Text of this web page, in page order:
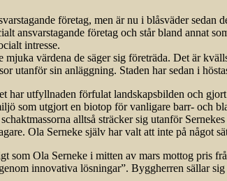
företag, men är nu i blåsväder sedan
ansvarstagande företag och står bland annat
intresse.
värdena de säger sig företräda. Det är
utanför sin anläggning. Staden har sedan i
har utfyllnaden förfulat landskapsbilden och
som utgjort en biotop för vanligare barr- och
alltså sträcker sig utanför
Ola Serneke själv har valt att inte på något
som Ola Serneke i mitten av mars mottog pris
innovativa lösningar”. Byggherren sällar